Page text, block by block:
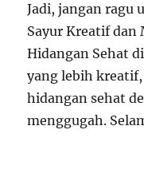
Jadi, jangan ragu
Sayur Kreatif dan
Hidangan Sehat
yang lebih
hidangan sehat
menggugah.